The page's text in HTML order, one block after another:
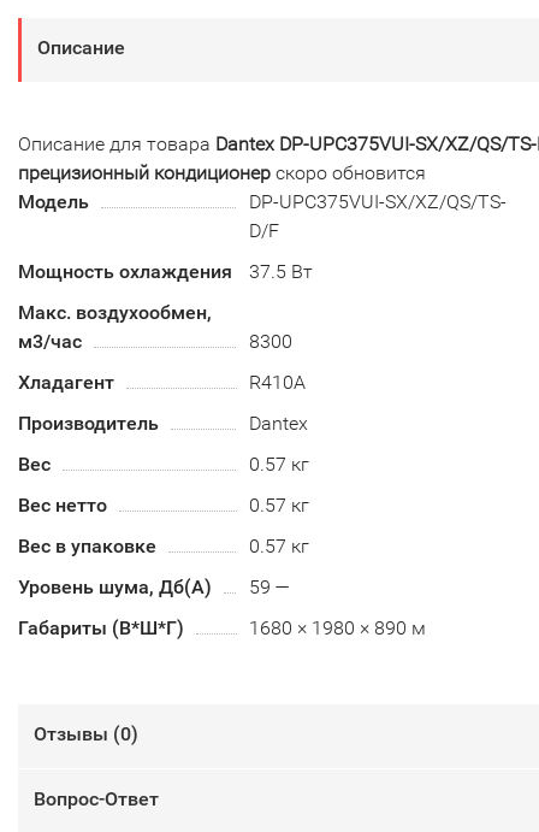
Описание
Описание для товара Dantex DP-UPC375VUI-SX/XZ/QS/
прецизионный кондиционер скоро обновится
Модель
DP-UPC375VUI-SX/XZ/QS/TS-
D/F
Мощность охлаждения
37.5 Вт
Макс. воздухообмен,
м3/час
8300
Хладагент
R410А
Производитель
Dantex
Вес
0.57 кг
Вес нетто
0.57 кг
Вес в упаковке
0.57 кг
Уровень шума, Дб(А)
59 —
Габариты (В*Ш*Г)
1680 × 1980 × 890 м
Отзывы (0)
Вопрос-Ответ